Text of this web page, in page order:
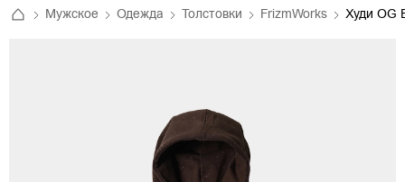
Мужское Одежда Толстовки FrizmWorks Худи OG